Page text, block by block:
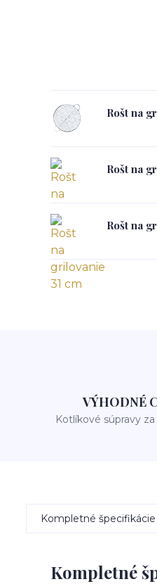
Rošt na
Rošt na
Rošt na
VÝHODNÉ
Kotlíkové súpravy
Kompletné špecifikácie
Kompletné